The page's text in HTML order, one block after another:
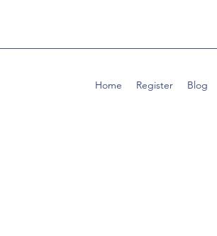
Home Register Blog